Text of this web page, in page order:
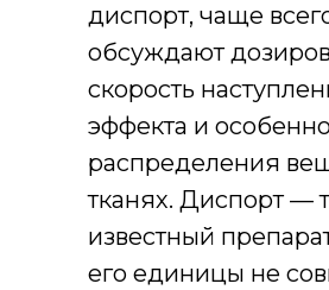
диспорт, чаще
обсуждают
скорость
эффекта и
распределения
тканях. Диспорт —
известный
его единицы не